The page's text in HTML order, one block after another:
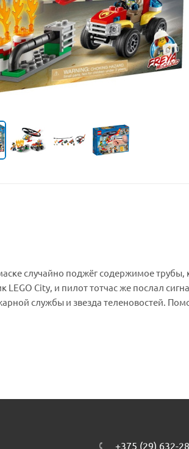
случайно поджёг содержимое
City, и пилот тотчас же послал
службы и звезда теленовостей.
+375 (29) 632-